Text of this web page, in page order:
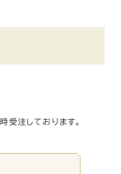
受注しております。